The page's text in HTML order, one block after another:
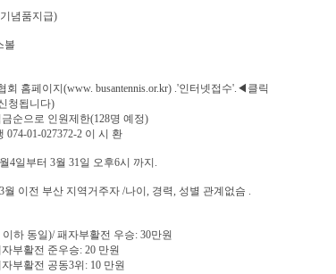
념품지급)
볼
회 홈페이지(www. busantennis.or.kr) .'인터넷접수'.◀클릭
청됩니다)
순으로 인원제한(128명 예정)
074-01-027372-2 이 시 환
4일부터 3월 31일 오후6시 까지.
이전 부산 지역거주자 /나이, 경력, 성별 관계없슴 .
이하 동일)/ 패자부활전 우승: 30만원
부활전 준우승: 20 만원
부활전 공동3위: 10 만원